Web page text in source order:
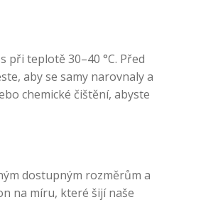
při teplotě 30–40 °C. Před
aby se samy narovnaly a
chemické čištění, abyste
dostupným rozměrům a
na míru, které šijí naše